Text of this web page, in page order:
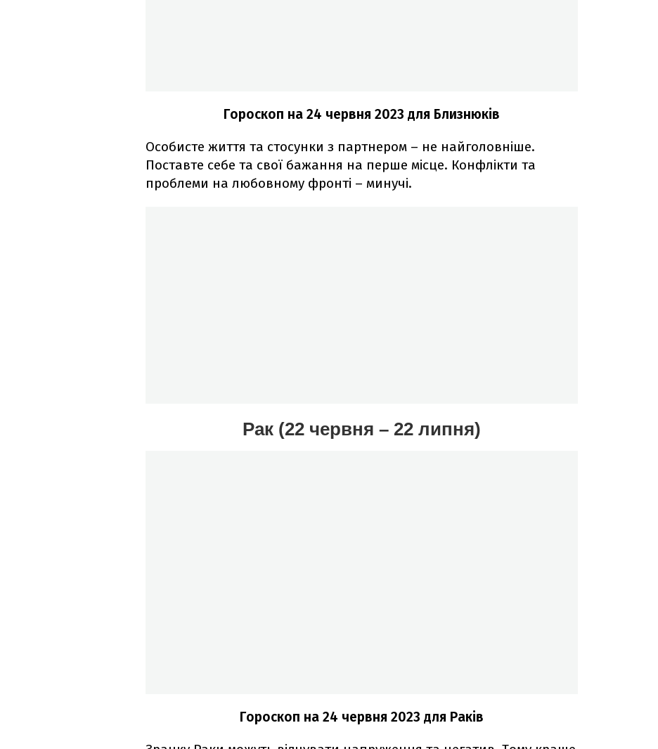
Гороскоп на 24 червня 2023 для Близнюків
Особисте життя та стосунки з партнером – не найголовніше.
Поставте себе та свої бажання на перше місце. Конфлікти та
проблеми на любовному фронті – минучі.
Рак (22 червня – 22 липня)
Гороскоп на 24 червня 2023 для Раків